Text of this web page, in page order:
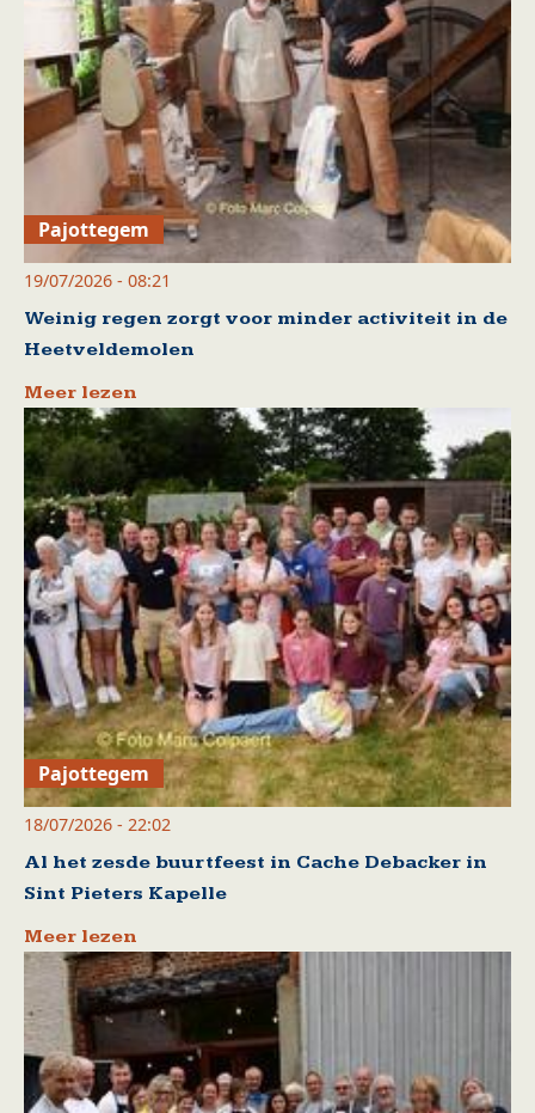
Pajottegem
19/07/2026 - 08:21
Weinig regen zorgt voor minder activiteit in de
Heetveldemolen
Meer lezen
Pajottegem
18/07/2026 - 22:02
Al het zesde buurtfeest in Cache Debacker in
Sint Pieters Kapelle
Meer lezen